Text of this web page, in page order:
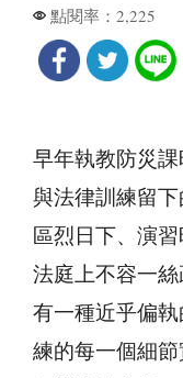
點閱率： 2,225
早年執教防災
與法律訓練留
區烈日下、演
法庭上不容一
有一種近乎偏
練的每一個細